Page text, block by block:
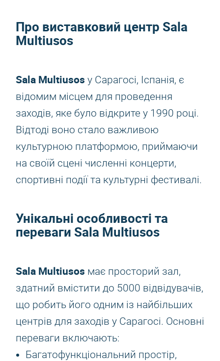
Про виставковий центр Sala
Multiusos
Sala Multiusos у Сарагосі, Іспанія, є
відомим місцем для проведення
заходів, яке було відкрите у 1990 році.
Відтоді воно стало важливою
культурною платформою, приймаючи
на своїй сцені численні концерти,
спортивні події та культурні фестивалі.
Унікальні особливості та
переваги Sala Multiusos
Sala Multiusos має просторий зал,
здатний вмістити до 5000 відвідувачів,
що робить його одним із найбільших
центрів для заходів у Сарагосі. Основні
переваги включають:
Багатофункціональний простір,